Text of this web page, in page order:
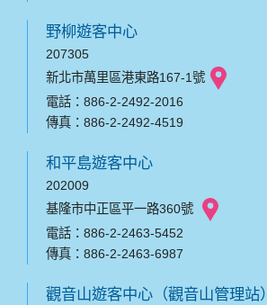
野柳遊客中心
207305
新北市萬里區港東路167-1號
電話：886-2-2492-2016
傳真：886-2-2492-4519
和平島遊客中心
202009
基隆市中正區平一路360號
電話：886-2-2463-5452
傳真：886-2-2463-6987
觀音山遊客中心（觀音山管理站）